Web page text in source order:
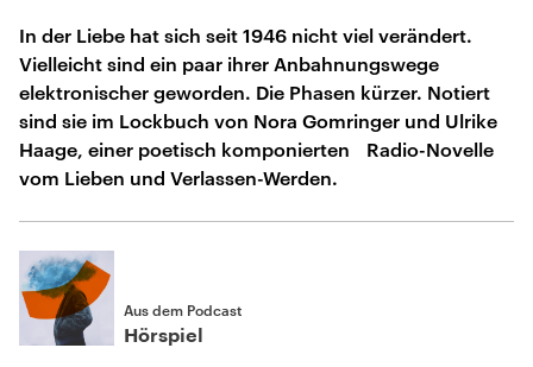
In der Liebe hat sich seit 1946 nicht viel verändert.
Vielleicht sind ein paar ihrer Anbahnungswege
elektronischer geworden. Die Phasen kürzer. Notiert
sind sie im Lockbuch von Nora Gomringer und Ulrike
Haage, einer poetisch komponierten Radio-Novelle
vom Lieben und Verlassen-Werden.
Aus dem Podcast
Hörspiel